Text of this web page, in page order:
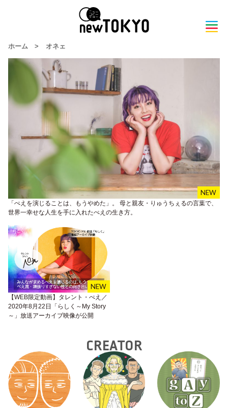
ホーム > オネェ
「ぺえを演じることは、もうやめた」。 母と親友・りゅうちぇるの言葉で、
世界一幸せな人生を手に入れたぺえの生き方。
【WEB限定動画】タレント・ぺえ／
2020年8月22日「らしく～My Story
～」放送アーカイブ映像が公開
CREATOR